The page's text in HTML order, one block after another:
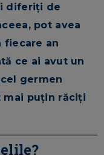
diferiți de
pot avea
fiecare an
ce ai avut un
germen
mai puțin răciți